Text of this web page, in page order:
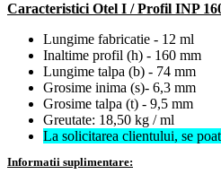
Caracteristici Otel I / Profil INP
Lungime fabricatie - 12 ml
Inaltime profil (h) - 160 mm
Lungime talpa (b) - 74 mm
Grosime inima (s)- 6,3 mm
Grosime talpa (t) - 9,5 mm
Greutate: 18,50 kg / ml
La solicitarea clientului, se
Informatii suplimentare: